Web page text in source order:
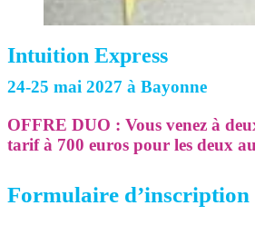
Intuition Express
24-25 mai 2027 à Bayonne
OFFRE DUO : Vous venez à
tarif à 700 euros pour les deux
Formulaire d’inscription